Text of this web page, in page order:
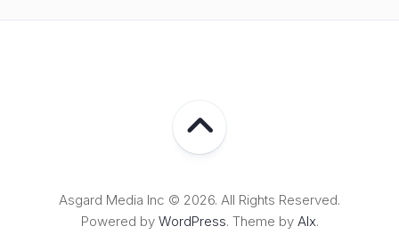
Asgard Media Inc © 2026. All Rights Reserved.
Powered by WordPress. Theme by Alx.